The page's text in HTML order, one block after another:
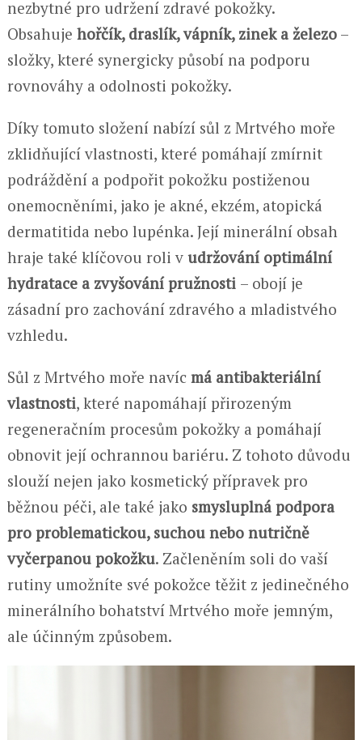
nezbytné pro udržení zdravé pokožky.
Obsahuje hořčík, draslík, vápník, zinek a železo–
složky, které synergicky působí na podporu
rovnováhy a odolnosti pokožky.
Díky tomuto složení nabízí sůl z Mrtvého moře
zklidňující vlastnosti, které pomáhají zmírnit
podráždění a podpořit pokožku postiženou
onemocněními, jako je akné, ekzém, atopická
dermatitida nebo lupénka. Její minerální obsah
hraje také klíčovou roli v udržování optimální
hydratace a zvyšování pružnosti – obojí je
zásadní pro zachování zdravého a mladistvého
vzhledu.
Sůl z Mrtvého moře navíc má antibakteriální
vlastnosti, které napomáhají přirozeným
regeneračním procesům pokožky a pomáhají
obnovit její ochrannou bariéru. Z tohoto důvodu
slouží nejen jako kosmetický přípravek pro
běžnou péči, ale také jako smysluplná podpora
pro problematickou, suchou nebo nutričně
vyčerpanou pokožku. Začleněním soli do vaší
rutiny umožníte své pokožce těžit z jedinečného
minerálního bohatství Mrtvého moře jemným,
ale účinným způsobem.